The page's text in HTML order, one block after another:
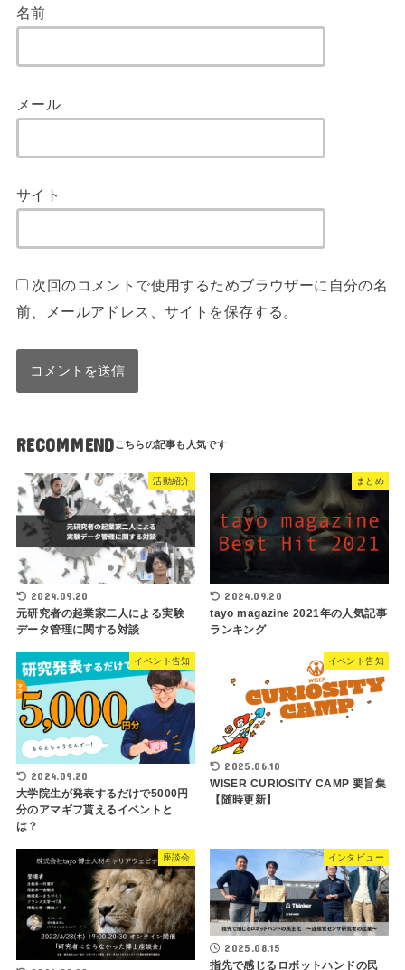
名前
メール
サイト
次回のコメントで使用するためブラウザーに自分の名
前、メールアドレス、サイトを保存する。
RECOMMEND
活動紹介
2024.09.20
元研究者の起業家二人による実験
データ管理に関する対談
まとめ
2024.09.20
tayo magazine 2021年の人気記事
ランキング
イベント告知
2024.09.20
大学院生が発表するだけで5000円
分のアマギフ貰えるイベントと
は？
イベント告知
2025.06.10
WISER CURIOSITY CAMP 要旨集
【随時更新】
座談会 インタビュー
2025.08.15
指先で感じるロボットハンドの民